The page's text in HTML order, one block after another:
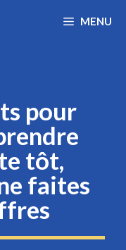
MENU
pour
tôt,
faites